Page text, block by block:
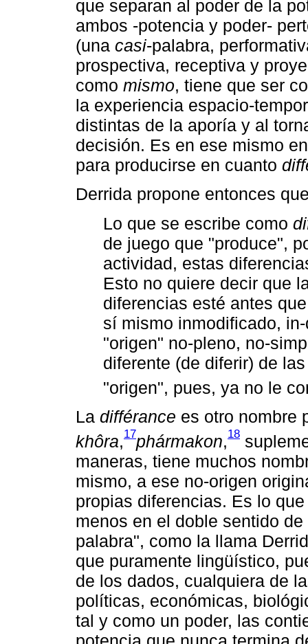
que separan al poder de la
ambos -potencia y poder-
(una casi-palabra,
prospectiva, receptiva y
como mismo, tiene que ser
la experiencia espacio-
distintas de la aporía y al
decisión. Es en ese mismo
para producirse en cuanto
Derrida propone entonces
Lo que se escribe como
de juego que "produce",
actividad, estas
Esto no quiere decir que
diferencias esté antes
sí mismo inmodificado,
"origen" no-pleno, no-
diferente (de diferir) de
"origen", pues, ya no le
La différance es otro nombre
khôra,17phármakon,18
maneras, tiene muchos
mismo, a ese no-origen
propias diferencias. Es lo
menos en el doble sentido de
palabra", como la llama
que puramente lingüístico,
de los dados, cualquiera de
políticas, económicas,
tal y como un poder, las